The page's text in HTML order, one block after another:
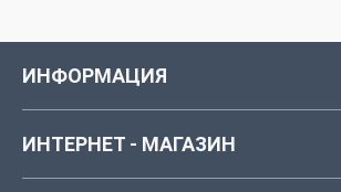
ИНФОРМАЦИЯ
ИНТЕРНЕТ - МАГАЗИН